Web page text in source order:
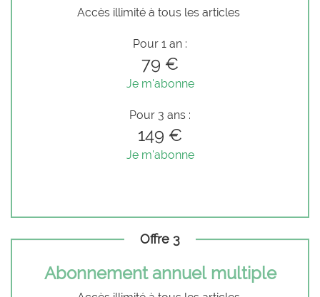
Accès illimité à tous les articles
Pour 1 an :
79 €
Je m'abonne
Pour 3 ans :
149 €
Je m'abonne
Offre 3
Abonnement annuel multiple